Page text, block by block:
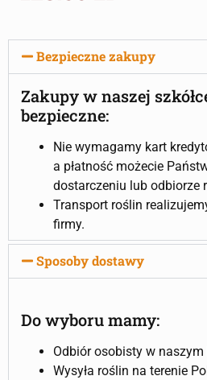
Bezpieczne zakupy
Zakupy w naszej
bezpieczne:
Nie wymagamy kart
a płatność możecie
dostarczeniu lub odbiorze
Transport roślin
firmy.
Sposoby dostawy
Do wyboru mamy:
Odbiór osobisty w naszym
Wysyła roślin na terenie